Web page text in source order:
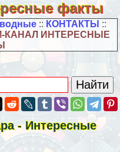
факты
:: КОНТАКТЫ ::
КАНАЛ ИНТЕРЕСНЫЕ
- Интересные